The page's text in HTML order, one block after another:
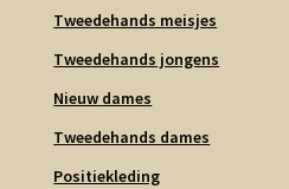
Tweedehands meisjes
Tweedehands jongens
Nieuw dames
Tweedehands dames
Positiekleding